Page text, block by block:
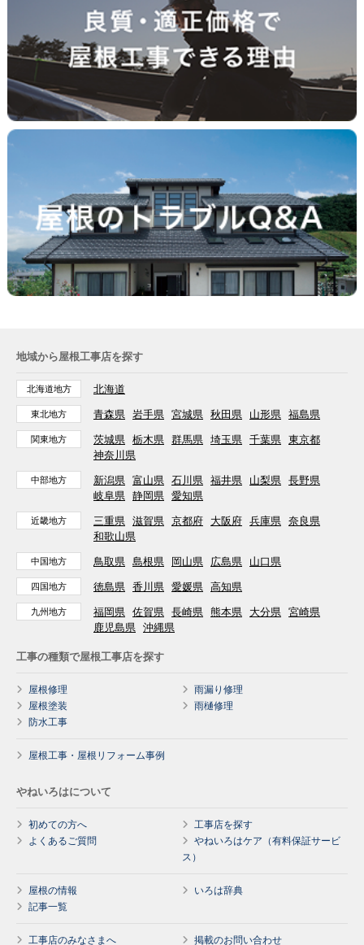
地域から屋根工事店を探す
北海道地方 北海道
東北地方 青森県 岩手県 宮城県 秋田県 山形県 福島県
関東地方 茨城県 栃木県 群馬県 埼玉県 千葉県 東京都
神奈川県
中部地方 新潟県 富山県 石川県 福井県 山梨県 長野県
岐阜県 静岡県 愛知県
近畿地方 三重県 滋賀県 京都府 大阪府 兵庫県 奈良県
和歌山県
中国地方 鳥取県 島根県 岡山県 広島県 山口県
四国地方 徳島県 香川県 愛媛県 高知県
九州地方 福岡県 佐賀県 長崎県 熊本県 大分県 宮崎県
鹿児島県 沖縄県
工事の種類で屋根工事店を探す
屋根修理
雨漏り修理
屋根塗装
雨樋修理
防水工事
屋根工事・屋根リフォーム事例
やねいろはについて
初めての方へ
工事店を探す
よくあるご質問
やねいろはケア（有料保証サービ
ス）
屋根の情報
いろは辞典
記事一覧
工事店のみなさまへ 掲載のお問い合わせ